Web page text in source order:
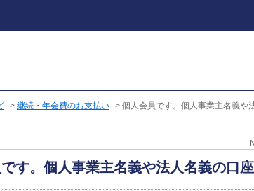
> 継続・年会費のお支払い > 個人会員です。個人事業主名義や
す。個人事業主名義や法人名義の口